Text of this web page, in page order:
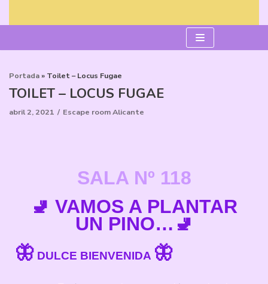
al
Portada » Toilet – Locus Fugae
TOILET – LOCUS FUGAE
abril 2, 2021 Escape room Alicante
SALA Nº 118
🚽 VAMOS A PLANTAR
UN PINO…🚽
🦋 DULCE BIENVENIDA 🦋